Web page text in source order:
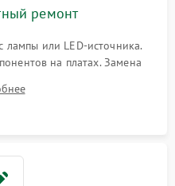
ремонт
или LED-источника.
на платах. Замена
нового цветового
поляризационных